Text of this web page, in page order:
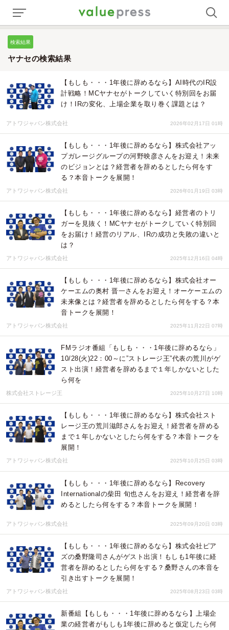
検索結果
ヤナセの検索結果
【もしも・・・1年後に辞めるなら】AI時代のIR設
計戦略！MCヤナセがトークしていく特別回をお届
け！IRの変化、上場企業を取り巻く課題とは？
アトワジャパン株式会社 2026年02月17日 01時
【もしも・・・1年後に辞めるなら】株式会社アッ
プガレージグループの河野映彦さんをお迎え！未来
のビジョンとは？経営者を辞めるとしたら何をす
る？本音トークを展開！
アトワジャパン株式会社 2026年01月19日 03時
【もしも・・・1年後に辞めるなら】経営者のトリ
ガーを見抜く！MCヤナセがトークしていく特別回
をお届け！経営のリアル、IRの成功と失敗の違いと
は？
アトワジャパン株式会社 2025年12月16日 04時
【もしも・・・1年後に辞めるなら】株式会社オー
ケーエムの奥村 晋一さんをお迎え！オーケーエムの
未来像とは？経営者を辞めるとしたら何をする？本
音トークを展開！
アトワジャパン株式会社 2025年11月22日 07時
FMラジオ番組「もしも・・・1年後に辞めるなら」
10/28(火)22：00～に”ストレージ王”代表の荒川がゲ
スト出演！経営者を辞めるまで１年しかないとした
ら何を
株式会社ストレージ王 2025年10月27日 10時
【もしも・・・1年後に辞めるなら】株式会社スト
レージ王の荒川滋郎さんをお迎え！経営者を辞める
まで１年しかないとしたら何をする？本音トークを
展開！
アトワジャパン株式会社 2025年10月25日 03時
【もしも・・・1年後に辞めるなら】Recovery
Internationalの柴田 旬也さんをお迎え！経営者を辞
めるとしたら何をする？本音トークを展開！
アトワジャパン株式会社 2025年09月20日 03時
【もしも・・・1年後に辞めるなら】株式会社ピア
ズの桑野隆司さんがゲスト出演！もしも1年後に経
営者を辞めるとしたら何をする？桑野さんの本音を
引き出すトークを展開！
アトワジャパン株式会社 2025年08月23日 03時
新番組【もしも・・・1年後に辞めるなら】上場企
業の経営者がもしも1年後に辞めると仮定したら何